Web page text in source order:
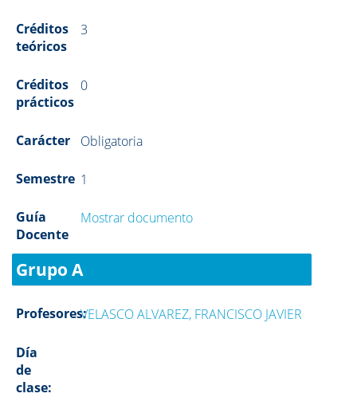
Créditos
teóricos
3
Créditos
prácticos
0
Carácter Obligatoria
Semestre 1
Guía
Docente
Mostrar documento
Grupo A
Profesores:VELASCO ALVAREZ, FRANCISCO JAVIER
Día
de
clase: